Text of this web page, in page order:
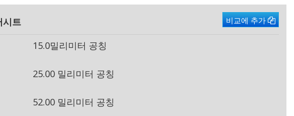
트 비교에 추가
15.0밀리미터 공칭
25.00 밀리미터 공칭
52.00 밀리미터 공칭